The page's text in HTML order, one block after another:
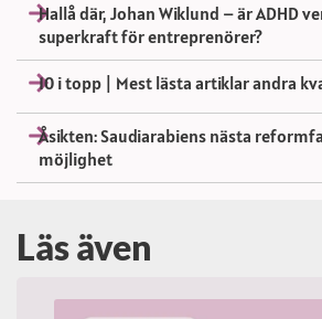
Hallå där, Johan Wiklund – är ADHD
superkraft för entreprenörer?
10 i topp | Mest lästa artiklar andra
Åsikten: Saudiarabiens nästa
möjlighet
Läs även